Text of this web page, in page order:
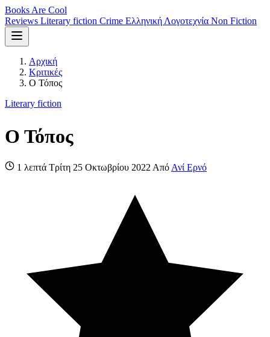
Books Are Cool
Reviews Literary fiction Crime Ελληνική Λογοτεχνία Non Fiction
Αρχική
Κριτικές
Ο Τόπος
Literary fiction
Ο Τόπος
1 λεπτά Τρίτη 25 Οκτωβρίου 2022 Από Ανί Ερνό